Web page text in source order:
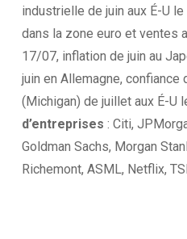
industrielle de juin aux É-U
dans la zone euro et ventes
17/07, inflation de juin au
juin en Allemagne,
(Michigan) de juillet aux É-U
d’entreprises : Citi,
Goldman Sachs, Morgan
Richemont, ASML, Netflix,